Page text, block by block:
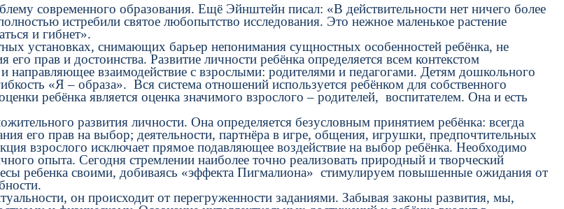
современного образования. Ещё Эйнштейн писал: «В действительности нет ничего более
истребили святое любопытство исследования. Это нежное маленькое растение
и гибнет».
установках, снимающих барьер непонимания сущностных особенностей ребёнка, не
прав и достоинства. Развитие личности ребёнка определяется всем контекстом
направляющее взаимодействие с взрослыми: родителями и педагогами. Детям дошкольного
«Я – образа». Вся система отношений используется ребёнком для собственного
ребёнка является оценка значимого взрослого – родителей, воспитателем. Она и есть
развития личности. Она определяется безусловным принятием ребёнка: всегда
его прав на выбор; деятельности, партнёра в игре, общения, игрушки, предпочтительных
взрослого исключает прямое подавляющее воздействие на выбор ребёнка. Необходимо
опыта. Сегодня стремлении наиболее точно реализовать природный и творческий
ребенка своими, добиваясь «эффекта Пигмалиона» стимулируем повышенные ожидания от
он происходит от перегруженности заданиями. Забывая законы развития, мы,